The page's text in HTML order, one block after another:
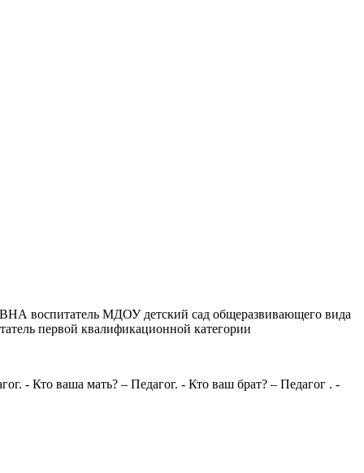
воспитатель МДОУ детский сад общеразвивающего вида
первой квалификационной категории
Кто ваша мать? – Педагог. - Кто ваш брат? – Педагог . -